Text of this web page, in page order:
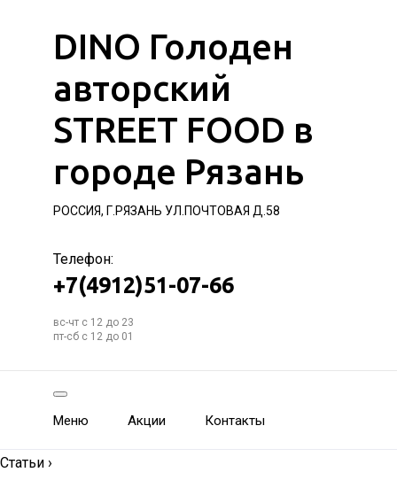
DINO Голоден
авторский
STREET FOOD в
городе Рязань
РОССИЯ, Г.РЯЗАНЬ УЛ.ПОЧТОВАЯ Д.58
Телефон:
+7(4912)51-07-66
вс-чт с 12 до 23
пт-сб с 12 до 01
Меню Акции Контакты
Статьи ›